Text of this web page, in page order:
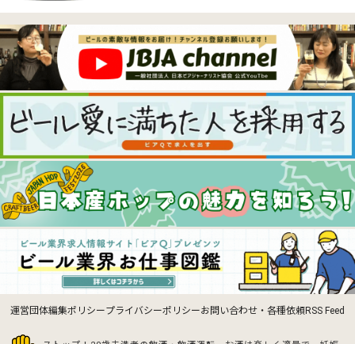
運営団体編集ポリシープライバシーポリシーお問い合わせ・各種依頼RSS Feed